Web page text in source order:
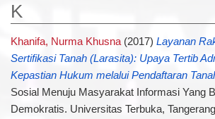
K
Khanifa, Nurma Khusna(2017) Layanan
Sertifikasi Tanah (Larasita): Upaya Tertib
Kepastian Hukum melalui Pendaftaran
Sosial Menuju Masyarakat Informasi Yang
Demokratis. Universitas Terbuka,